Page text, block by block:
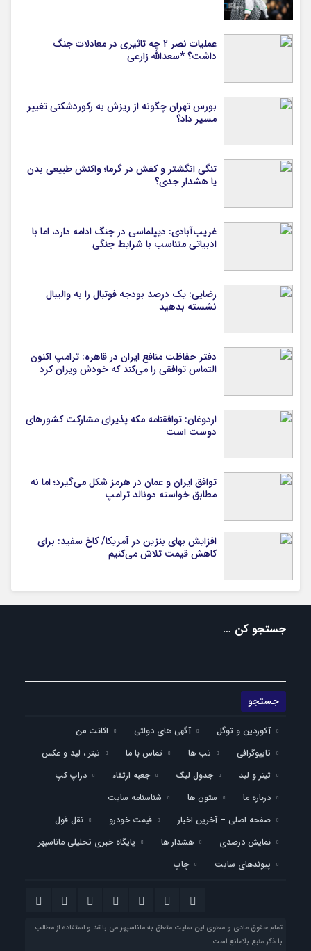
عملیات نصر ۲ چه تاثیری در معادلات جنگ
داشت؟ *سعدالله زارعی
بورس تهران چگونه از ریزش به رکوردشکنی تغییر
مسیر داد؟
تنگی انگشتر و کفش در گرما؛ واکنش طبیعی بدن
یا هشدار جدی؟
غریب‌آبادی: دیپلماسی در جنگ ادامه دارد، اما با
ادبیاتی متناسب با شرایط جنگی
رضایی: یک درصد بودجه فوتبال را به والیبال
نشسته بدهید
دفتر حفاظت منافع ایران در قاهره: ترامپ اکنون
التماس توافقی را می‌کند که خودش ویران کرد
اردوغان: توافقنامه مکه پذیرای مشارکت کشورهای
دوست است
توافق ایران و عمان در هرمز شکل می‌گیرد؛ اما نه
مطابق خواسته دونالد ترامپ
افزایش بهای بنزین در آمریکا/ کاخ سفید: برای
کاهش قیمت تلاش می‌کنیم
جستجو کن …
آکوردین و توگل آگهی های دولتی
اکانت من
تایپوگرافی
تب ها تماس با ما
تیتر ، لید و عکس
تیتر و لید
جدول لیگ جعبه ارتقاء
دراپ کپ
درباره ما
ستون ها
شناسنامه سایت
صفحه اصلی – آخرین اخبار
قیمت خودرو
نقل قول
نمایش درصدی
هشدار ها
پایگاه خبری تحلیلی ماناسپهر
پیوندهای سایت
چاپ
تمام حقوق مادی و معنوی این سایت متعلق به ماناسپهر می باشد و استفاده از مطالب
با ذکر منبع بلامانع است.